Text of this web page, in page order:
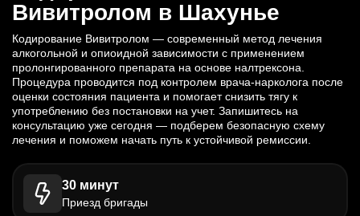
Вивитролом в Шахунье
Кодирование Вивитролом — современный метод лечения
алкогольной и опиоидной зависимости с применением
пролонгированного препарата на основе налтрексона.
Процедура проводится под контролем врача-нарколога после
оценки состояния пациента и помогает снизить тягу к
употреблению без постановки на учет. Запишитесь на
консультацию уже сегодня — подберем безопасную схему
лечения и поможем начать путь к устойчивой ремиссии.
30 минут
Приезд бригады